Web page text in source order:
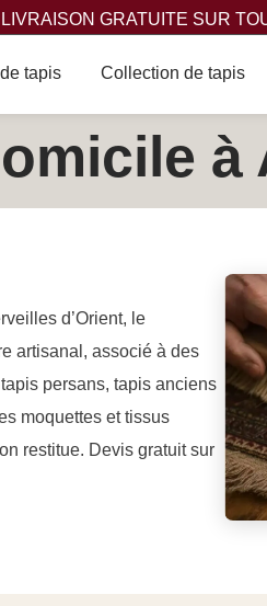
GRATUITE SUR
tapis Collection de tapis
à
d’Orient, le
artisanal, associé à des
persans, tapis anciens
moquettes et tissus
restitue. Devis gratuit sur